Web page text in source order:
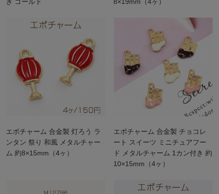
き ゴールド
8×19mm（4ヶ）
エポチャーム 合金製 灯ろう ラ
ンタン 祭り 和風 メタルチャー
ム 約8×15mm（4ヶ）
エポチャーム 合金製 チョコレ
ート スイーツ ミニチュアフー
ド メタルチャーム 1カン付き 約
10×15mm（4ヶ）